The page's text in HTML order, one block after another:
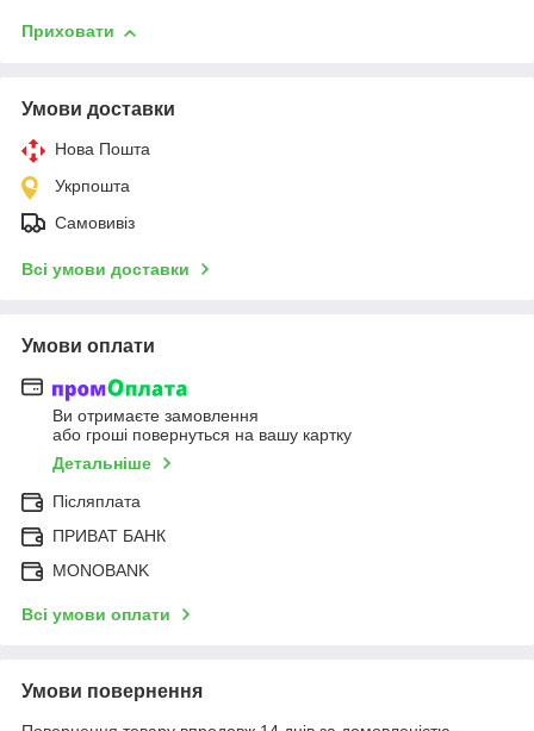
Приховати
Умови доставки
Нова Пошта
Укрпошта
Самовивіз
Всі умови доставки
Умови оплати
Ви отримаєте замовлення
або гроші повернуться на вашу картку
Детальніше
Післяплата
ПРИВАТ БАНК
MONOBANK
Всі умови оплати
Умови повернення